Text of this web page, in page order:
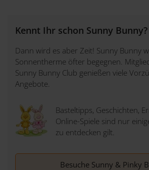
Kennt Ihr schon Sunny Bunny?
Dann wird es aber Zeit! Sunny Bunny
Sonnentherme öfter begegnen.
Sunny Bunny Club genießen viele
Angebote.
Basteltipps, Geschichten,
Online-Spiele sind nur
zu entdecken gilt.
Besuche Sunny & Pinky